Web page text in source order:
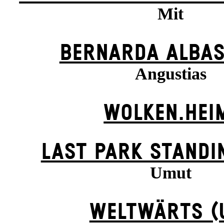
Mit
BERNARDA
Angustias
LAST PARK
Umut
WELTWÄRTS